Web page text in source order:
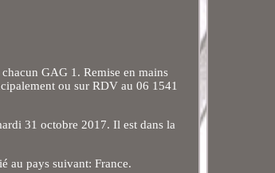
GAG 1. Remise en mains
ou sur RDV au 06 1541
31 octobre 2017. Il est dans la
au pays suivant: France.